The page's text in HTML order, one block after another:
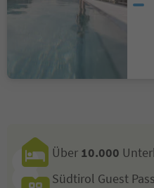
Über 10.000
Südtirol Guest